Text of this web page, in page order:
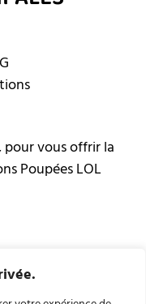
pour vous offrir la
Poupées LOL